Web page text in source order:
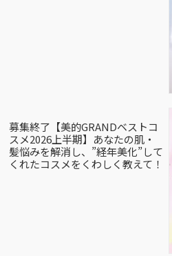
募集終了【美的GRANDベストコ
スメ2026上半期】あなたの肌・
髪悩みを解消し、”経年美化”して
くれたコスメをくわしく教えて！